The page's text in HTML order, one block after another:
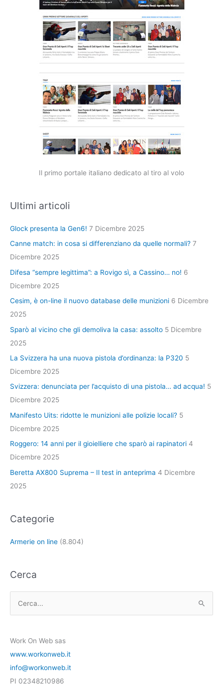
Il primo portale italiano dedicato al tiro al volo
Ultimi articoli
Glock presenta la Gen6! 7 Dicembre 2025
Canne match: in cosa si differenziano da quelle normali? 7
Dicembre 2025
Difesa “sempre legittima”: a Rovigo sì, a Cassino… no! 6
Dicembre 2025
Cesim, è on-line il nuovo database delle munizioni 6 Dicembre
2025
Sparò al vicino che gli demoliva la casa: assolto 5 Dicembre
2025
La Svizzera ha una nuova pistola d’ordinanza: la P320 5
Dicembre 2025
Svizzera: denunciata per l’acquisto di una pistola… ad acqua! 5
Dicembre 2025
Manifesto Uits: ridotte le munizioni alle polizie locali? 5
Dicembre 2025
Roggero: 14 anni per il gioielliere che sparò ai rapinatori 4
Dicembre 2025
Beretta AX800 Suprema – Il test in anteprima 4 Dicembre
2025
Categorie
Armerie on line (8.804)
Cerca
c
a
:
Work On Web sas
www.workonweb.it
info@workonweb.it
PI 02348210986